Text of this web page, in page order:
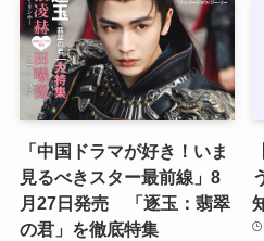
「中国ドラマが好き！いま
見るべきスター最前線」8
月27日発売 「逐玉：翡翠
の君」を徹底特集